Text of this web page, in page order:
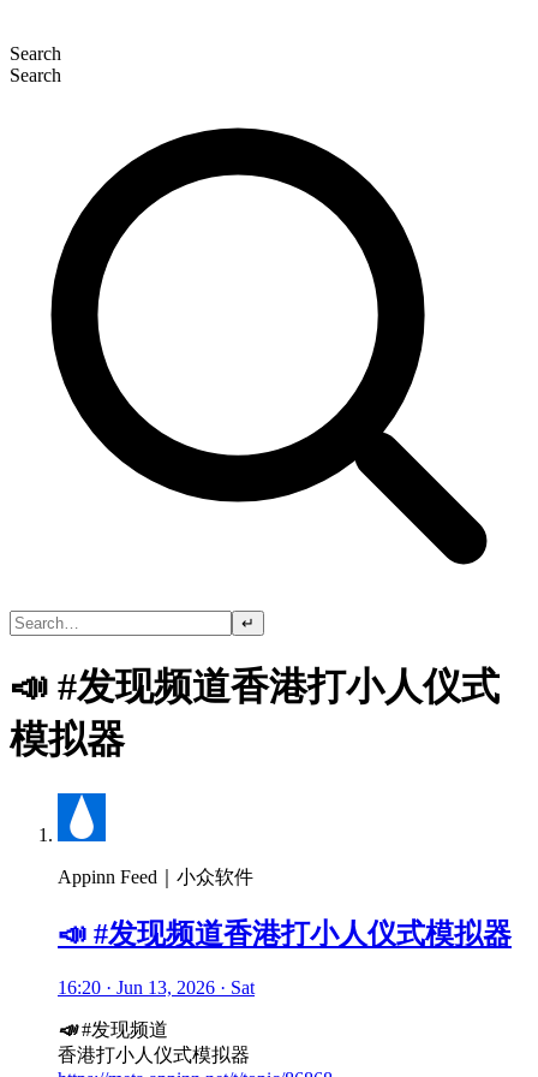
Search
Search
↵
📣 #发现频道香港打小人仪式
模拟器
Appinn Feed｜小众软件
📣 #发现频道香港打小人仪式模拟器
16:20 · Jun 13, 2026 · Sat
📣#发现频道
香港打小人仪式模拟器